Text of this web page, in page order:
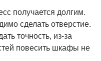
получается долгим.
сделать отверстие.
точность, из-за
повесить шкафы не